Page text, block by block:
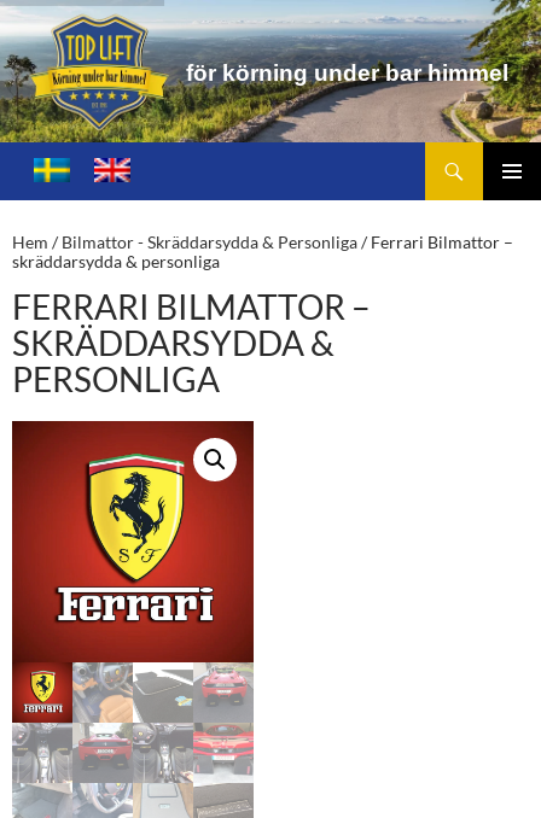
för körning under bar himmel
Toplift.se – för körning under bar himmel
HOPPA
TILL
Hem /Bilmattor - Skräddarsydda & Personliga/ Ferrari Bilmattor –
skräddarsydda & personliga
FERRARI BILMATTOR –
SKRÄDDARSYDDA &
PERSONLIGA